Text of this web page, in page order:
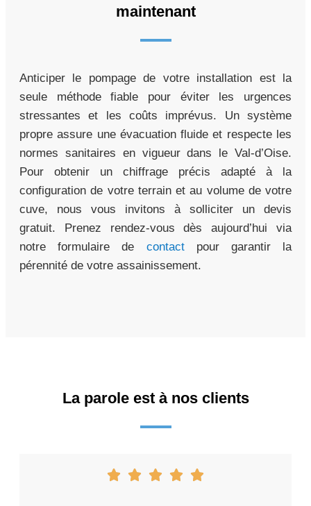
maintenant
Anticiper le pompage de votre installation est la
seule méthode fiable pour éviter les urgences
stressantes et les coûts imprévus. Un système
propre assure une évacuation fluide et respecte les
normes sanitaires en vigueur dans le Val-d’Oise.
Pour obtenir un chiffrage précis adapté à la
configuration de votre terrain et au volume de votre
cuve, nous vous invitons à solliciter un devis
gratuit. Prenez rendez-vous dès aujourd’hui via
notre formulaire de contactpour garantir la
pérennité de votre assainissement.
La parole est à nos clients